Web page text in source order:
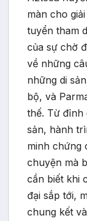
màn cho
tuyển tham
của sự chờ
về những
những di
bộ, và
thế. Từ đỉnh
sản, hành
minh chứng
chuyện mà
cần biết khi
đại sắp tới,
chung kết